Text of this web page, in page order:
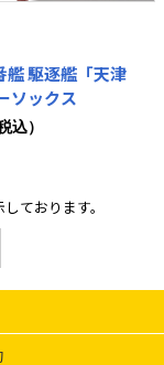
艦 駆逐艦「天津
ソックス
込）
ております。